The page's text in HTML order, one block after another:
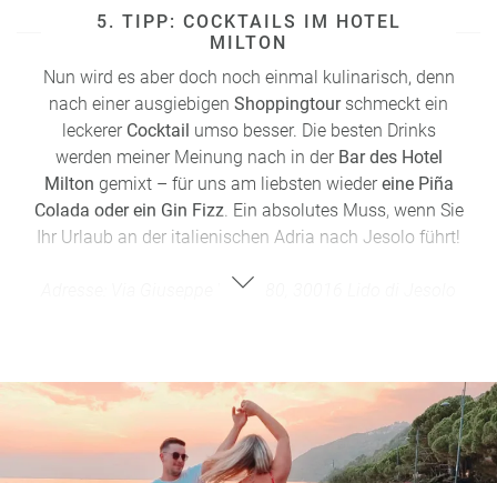
befindet sich direkt an der Ecke der Via Silvio Trentin,
beim Piazza Mazzini neben dem Geschäft „Capolinea“.
Für eine klassische
Shoppingtouran einem
regnerischen Tag ist ein Ausflug ins
Noventa di Piave
Designer Outletgenau richtig. Am besten planen Sie
die Anfahrt früh genug, denn je nach Wetterkann es zu
dichtem Verkehr kommen
Adresse Designer Outlet: Via Marco Polo 1, 30020
5. TIPP: COCKTAILS IM HOTEL
MILTON
Nun wird es aber doch noch einmal kulinarisch, denn
nach einer ausgiebigen Shoppingtour schmeckt ein
leckerer Cocktail umso besser. Die besten Drinks
werden meiner Meinung nach in der Bar des Hotel
Milton gemixt – für uns am liebsten wieder eine Piña
Colada oder ein Gin Fizz. Ein absolutes Muss, wenn Sie
Ihr Urlaub an der italienischen Adria nach Jesolo führt!
Adresse: Via Giuseppe Verdi, 80, 30016 Lido di Jesolo